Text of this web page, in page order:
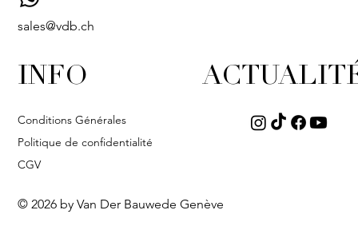
sales@vdb.ch
INFO
Conditions Générales
Politique de confidentialité
CGV
© 2026 by Van Der Bauwede Genève